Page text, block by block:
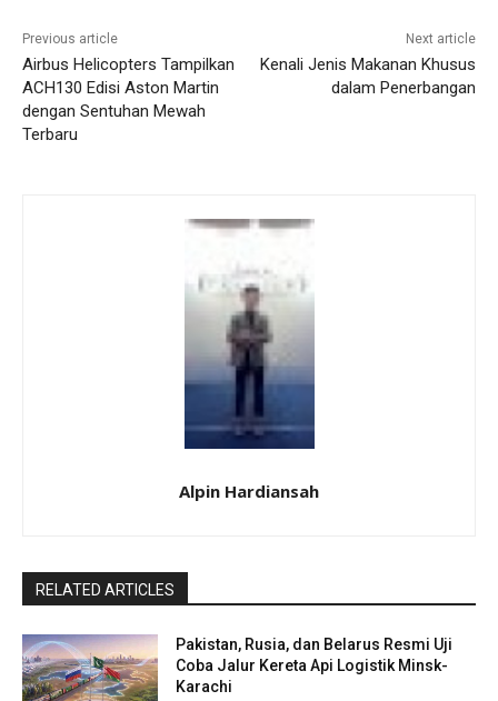
Previous article
Airbus Helicopters Tampilkan
ACH130 Edisi Aston Martin
dengan Sentuhan Mewah
Terbaru
Next article
Kenali Jenis Makanan Khusus
dalam Penerbangan
Alpin Hardiansah
RELATED ARTICLES
Pakistan, Rusia, dan Belarus Resmi Uji
Coba Jalur Kereta Api Logistik Minsk-
Karachi